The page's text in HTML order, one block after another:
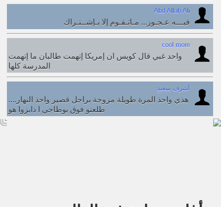
Abd Allah Ali
فيـــه عـجـوز... مـاتـقـوم إلا بـإشــتـراك
cool more
واحد غبي قال كويس ان إمريكا إتهمت طالبان ما إتهمت
المدرسة كلها
ٍأشرف سعيد
....هذي واحذ المرة طويلة مزوجة براجل قصير واحذ النهار
طلعتو فوق بوطاجي ا ذابزوا هو